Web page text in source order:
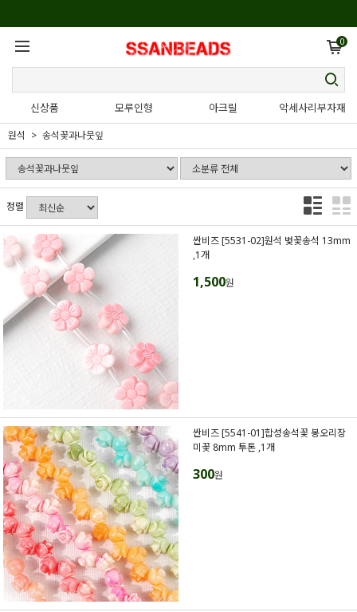
0
신상품 모루인형 아크릴 악세사리부자재
원석 송석꽃과나뭇잎
정렬
싼비즈 [5531-02]원석 벚꽃송석 13mm
,1개
1,500원
싼비즈 [5541-01]합성송석꽃 봉오리장
미꽃 8mm 투톤 ,1개
300원